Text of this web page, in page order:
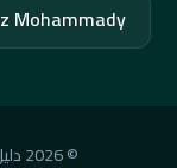
Mohammady
© 2026 دليل المنصورية. جميع الحقوق محفوظة.